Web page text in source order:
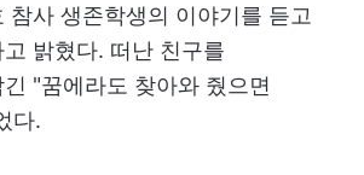
참사 생존학생의 이야기를 듣고
밝혔다. 떠난 친구를
"꿈에라도 찾아와 줬으면
다.